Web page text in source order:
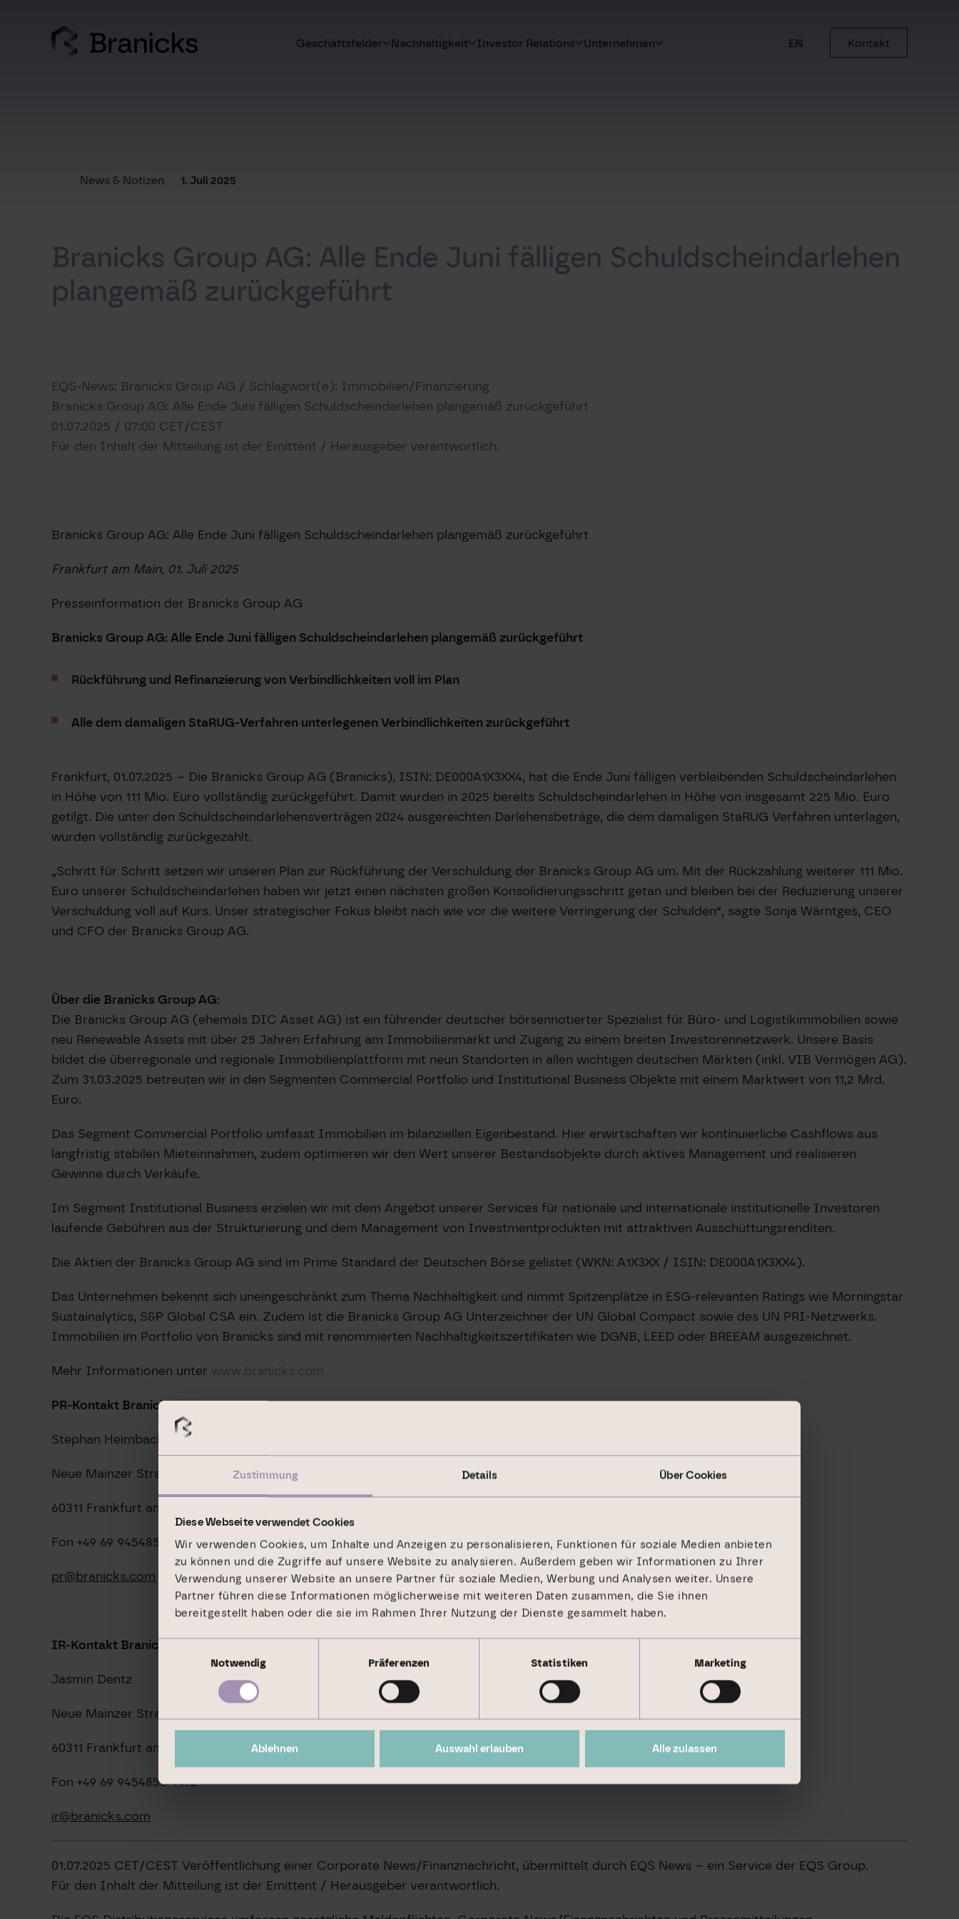
Zustimmung Details Über Cookies
Diese Webseite verwendet Cookies
Wir verwenden Cookies, um Inhalte und Anzeigen zu personalisieren, Funktionen für soziale Medien anbieten
zu können und die Zugriffe auf unsere Website zu analysieren. Außerdem geben wir Informationen zu Ihrer
Verwendung unserer Website an unsere Partner für soziale Medien, Werbung und Analysen weiter. Unsere
Partner führen diese Informationen möglicherweise mit weiteren Daten zusammen, die Sie ihnen
bereitgestellt haben oder die sie im Rahmen Ihrer Nutzung der Dienste gesammelt haben.
Notwendig
Präferenzen Statistiken Marketing
Ablehnen Auswahl erlauben Alle zulassen
Geschäftsfelder Nachhaltigkeit Investor Relations Unternehmen EN Kontakt
News & Notizen 1. Juli 2025
Branicks Group AG: Alle Ende Juni fälligen Schuldscheindarlehen
plangemäß zurückgeführt
EQS-News: Branicks Group AG / Schlagwort(e): Immobilien/Finanzierung
Branicks Group AG: Alle Ende Juni fälligen Schuldscheindarlehen plangemäß zurückgeführt
01.07.2025 / 07:00 CET/CEST
Für den Inhalt der Mitteilung ist der Emittent / Herausgeber verantwortlich.
Branicks Group AG: Alle Ende Juni fälligen Schuldscheindarlehen plangemäß zurückgeführt
Frankfurt am Main, 01. Juli 2025
Presseinformation der Branicks Group AG
Branicks Group AG: Alle Ende Juni fälligen Schuldscheindarlehen plangemäß zurückgeführt
Rückführung und Refinanzierung von Verbindlichkeiten voll im Plan
Alle dem damaligen StaRUG-Verfahren unterlegenen Verbindlichkeiten zurückgeführt
Frankfurt, 01.07.2025 – Die Branicks Group AG (Branicks), ISIN: DE000A1X3XX4, hat die Ende Juni fälligen verbleibenden Schuldscheindarlehen
in Höhe von 111 Mio. Euro vollständig zurückgeführt. Damit wurden in 2025 bereits Schuldscheindarlehen in Höhe von insgesamt 225 Mio. Euro
getilgt. Die unter den Schuldscheindarlehensverträgen 2024 ausgereichten Darlehensbeträge, die dem damaligen StaRUG Verfahren unterlagen,
wurden vollständig zurückgezahlt.
„Schritt für Schritt setzen wir unseren Plan zur Rückführung der Verschuldung der Branicks Group AG um. Mit der Rückzahlung weiterer 111 Mio.
Euro unserer Schuldscheindarlehen haben wir jetzt einen nächsten großen Konsolidierungsschritt getan und bleiben bei der Reduzierung unserer
Verschuldung voll auf Kurs. Unser strategischer Fokus bleibt nach wie vor die weitere Verringerung der Schulden“, sagte Sonja Wärntges, CEO
und CFO der Branicks Group AG.
Über die Branicks Group AG:
Die Branicks Group AG (ehemals DIC Asset AG) ist ein führender deutscher börsennotierter Spezialist für Büro- und Logistikimmobilien sowie
neu Renewable Assets mit über 25 Jahren Erfahrung am Immobilienmarkt und Zugang zu einem breiten Investorennetzwerk. Unsere Basis
bildet die überregionale und regionale Immobilienplattform mit neun Standorten in allen wichtigen deutschen Märkten (inkl. VIB Vermögen AG).
Zum 31.03.2025 betreuten wir in den Segmenten Commercial Portfolio und Institutional Business Objekte mit einem Marktwert von 11,2 Mrd.
Euro.
Das Segment Commercial Portfolio umfasst Immobilien im bilanziellen Eigenbestand. Hier erwirtschaften wir kontinuierliche Cashflows aus
langfristig stabilen Mieteinnahmen, zudem optimieren wir den Wert unserer Bestandsobjekte durch aktives Management und realisieren
Gewinne durch Verkäufe.
Im Segment Institutional Business erzielen wir mit dem Angebot unserer Services für nationale und internationale institutionelle Investoren
laufende Gebühren aus der Strukturierung und dem Management von Investmentprodukten mit attraktiven Ausschüttungsrenditen.
Die Aktien der Branicks Group AG sind im Prime Standard der Deutschen Börse gelistet (WKN: A1X3XX / ISIN: DE000A1X3XX4).
Das Unternehmen bekennt sich uneingeschränkt zum Thema Nachhaltigkeit und nimmt Spitzenplätze in ESG-relevanten Ratings wie Morningstar
Sustainalytics, S&P Global CSA ein. Zudem ist die Branicks Group AG Unterzeichner der UN Global Compact sowie des UN PRI-Netzwerks.
Immobilien im Portfolio von Branicks sind mit renommierten Nachhaltigkeitszertifikaten wie DGNB, LEED oder BREEAM ausgezeichnet.
Mehr Informationen unter www.branicks.com
PR-Kontakt Branicks Group AG:
Stephan Heimbach
Neue Mainzer Straße 32-36
60311 Frankfurt am Main
Fon +49 69 9454858-1569
pr@branicks.com
IR-Kontakt Branicks Group AG:
Jasmin Dentz
Neue Mainzer Straße 32-36
60311 Frankfurt am Main
Fon +49 69 9454858-1492
ir@branicks.com
01.07.2025 CET/CEST Veröffentlichung einer Corporate News/Finanznachricht, übermittelt durch EQS News – ein Service der EQS Group.
Für den Inhalt der Mitteilung ist der Emittent / Herausgeber verantwortlich.